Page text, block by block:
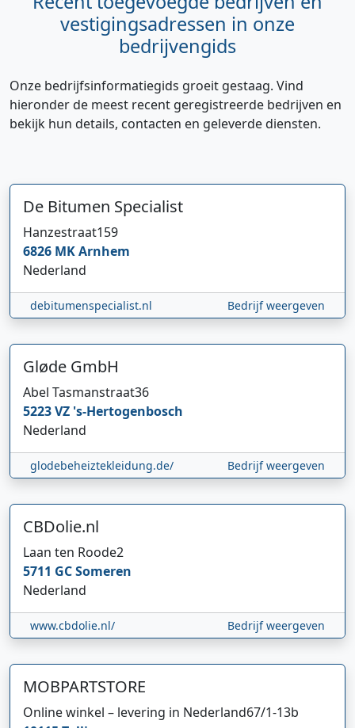
vestigingsadressen in onze
bedrijvengids
Onze bedrijfsinformatiegids groeit gestaag. Vind
hieronder de meest recent geregistreerde bedrijven en
bekijk hun details, contacten en geleverde diensten.
De Bitumen Specialist
Hanzestraat159
6826 MKArnhem
Nederland
debitumenspecialist.nl Bedrijf weergeven
Gløde GmbH
Abel Tasmanstraat36
5223 VZ 's-Hertogenbosch
Nederland
glodebeheiztekleidung.de/ Bedrijf weergeven
CBDolie.nl
Laan ten Roode2
5711 GCSomeren
Nederland
www.cbdolie.nl/ Bedrijf weergeven
MOBPARTSTORE
Online winkel – levering in Nederland67/1-13b